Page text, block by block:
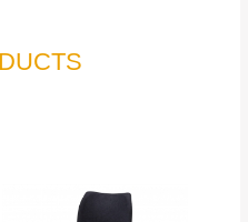
、天候惡劣、過於偏遠之
過於困難等因素，導致無
吊運，費用將由買方自行
完整包裝。鑑賞期間
服務，超過7日鑑賞